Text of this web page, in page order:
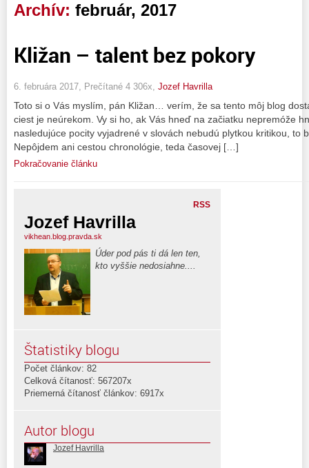
Archív: február, 2017
Kližan – talent bez pokory
6. februára 2017, Prečítané 4 306x, Jozef Havrilla
Toto si o Vás myslím, pán Kližan… verím, že sa tento môj blog
ciest je neúrekom. Vy si ho, ak Vás hneď na začiatku nepremóže
nasledujúce pocity vyjadrené v slovách nebudú plytkou kritikou, to
Nepôjdem ani cestou chronológie, teda časovej […]
Pokračovanie článku
RSS
Jozef Havrilla
vikhean.blog.pravda.sk
Úder pod pás ti dá len ten,
kto vyššie nedosiahne....
Štatistiky blogu
Počet článkov: 82
Celková čítanosť: 567207x
Priemerná čítanosť článkov: 6917x
Autor blogu
Jozef Havrilla